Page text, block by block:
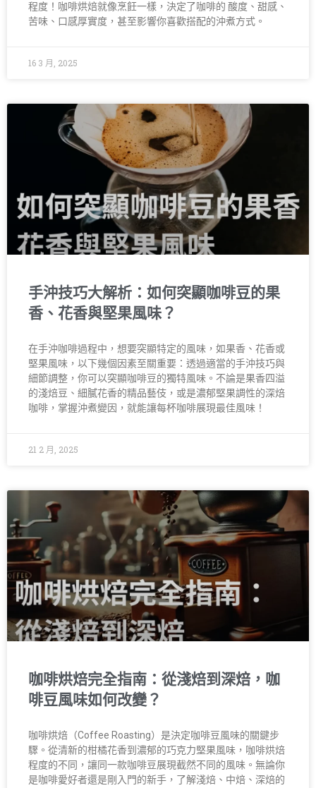
程度！咖啡烘焙就像烹飪一樣，決定了咖啡的 酸度、甜感、
苦味、口感厚實度，甚至影響你喜歡搭配的沖煮方式。
16 3 月, 2025
手沖技巧大解析：如何突顯咖啡豆的果
香、花香與堅果風味？
在手沖咖啡過程中，想要突顯特定的風味，如果香、花香或
堅果風味，以下幾個因素至關重要：透過適當的手沖技巧與
細節調整，你可以突顯咖啡豆的獨特風味。不論是果香四溢
的淺焙豆、細膩花香的精品藝伎，或是濃郁堅果調性的深焙
咖啡，掌握沖煮變因，就能讓每杯咖啡展現最佳風味！
21 2 月, 2025
咖啡烘焙完全指南：從淺焙到深焙，咖
啡豆風味如何改變？
咖啡烘焙（Coffee Roasting）是決定咖啡豆風味的關鍵步
驟。從清新的柑橘花香到濃郁的巧克力堅果風味，咖啡烘焙
程度的不同，讓同一款咖啡豆展現截然不同的風味。無論你
是咖啡愛好者還是剛入門的新手，了解淺焙、中焙、深焙的